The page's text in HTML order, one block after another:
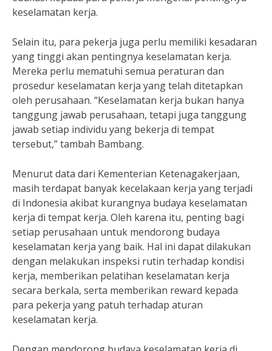
keselamatan kerja.
Selain itu, para pekerja juga perlu memiliki kesadaran
yang tinggi akan pentingnya keselamatan kerja.
Mereka perlu mematuhi semua peraturan dan
prosedur keselamatan kerja yang telah ditetapkan
oleh perusahaan. “Keselamatan kerja bukan hanya
tanggung jawab perusahaan, tetapi juga tanggung
jawab setiap individu yang bekerja di tempat
tersebut,” tambah Bambang.
Menurut data dari Kementerian Ketenagakerjaan,
masih terdapat banyak kecelakaan kerja yang terjadi
di Indonesia akibat kurangnya budaya keselamatan
kerja di tempat kerja. Oleh karena itu, penting bagi
setiap perusahaan untuk mendorong budaya
keselamatan kerja yang baik. Hal ini dapat dilakukan
dengan melakukan inspeksi rutin terhadap kondisi
kerja, memberikan pelatihan keselamatan kerja
secara berkala, serta memberikan reward kepada
para pekerja yang patuh terhadap aturan
keselamatan kerja.